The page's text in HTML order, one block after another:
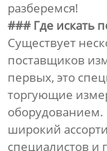
разберемся!
### Где искать
Существует
поставщиков
первых, это
торгующие
широкий
специалистов и